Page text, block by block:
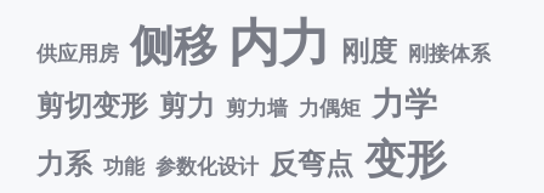
供应用房 侧移 内力 刚度 刚接体系
剪切变形 剪力 剪力墙 力偶矩 力学
力系 功能 参数化设计 反弯点 变形